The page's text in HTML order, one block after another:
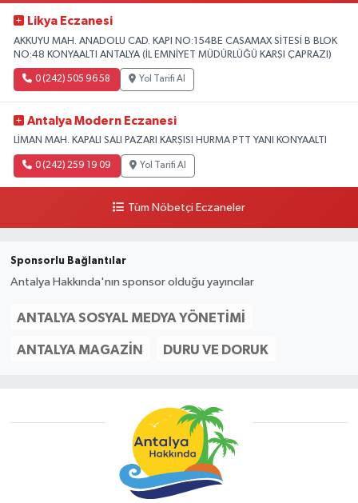
Likya Eczanesi
AKKUYU MAH. ANADOLU CAD. KAPI NO:154BE CASAMAX SİTESİ B BLOK
NO:48 KONYAALTI ANTALYA (İL EMNİYET MÜDÜRLÜĞÜ KARŞI ÇAPRAZI)
0 (242) 505 96 58 Yol Tarifi Al
Antalya Modern Eczanesi
LİMAN MAH. KAPALI SALI PAZARI KARŞISI HURMA PTT YANI KONYAALTI
0 (242) 259 19 09 Yol Tarifi Al
Tüm Nöbetçi Eczaneler
Sponsorlu Bağlantılar
Antalya Hakkında'nın sponsor olduğu yayıncılar
ANTALYA SOSYAL MEDYA YÖNETIMI
ANTALYA MAGAZIN DURU VE DORUK